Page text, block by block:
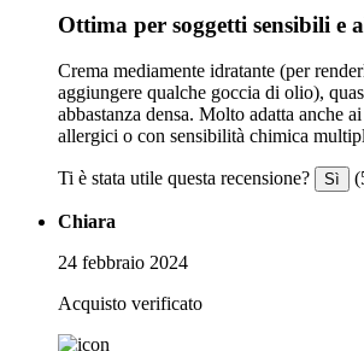
Ottima per soggetti sensibili e
Crema mediamente idratante (per
aggiungere qualche goccia di olio),
abbastanza densa. Molto adatta anche
allergici o con sensibilità chimica
Ti è stata utile questa recensione? Sì
Chiara
24 febbraio 2024
Acquisto verificato